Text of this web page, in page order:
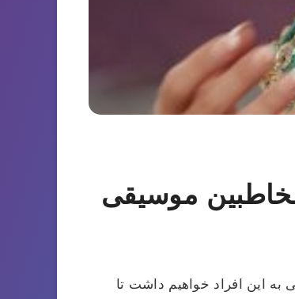
موسیقی
این افراد خواهیم داشت تا